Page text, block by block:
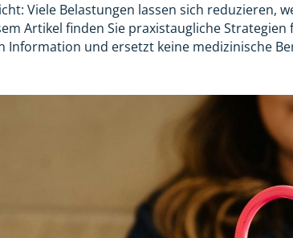
Viele Belastungen lassen sich reduzieren,
Artikel finden Sie praxistaugliche
Information und ersetzt keine medizinische